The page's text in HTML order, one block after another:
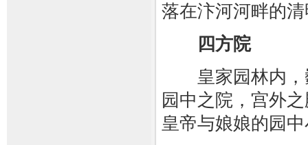
落在汴河河畔的
四方院
皇家园林内，
园中之院，宫外
皇帝与娘娘的园